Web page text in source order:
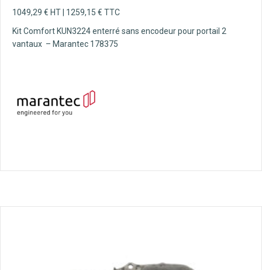
1049,29 € HT | 1259,15 € TTC
Kit Comfort KUN3224 enterré sans encodeur pour portail 2
vantaux – Marantec 178375